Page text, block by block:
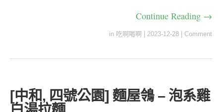
Continue Reading →
in 吃啊喝啊 2023-12-28 Comment
[中和, 四號公園] 麵屋鴒 – 泡系雞